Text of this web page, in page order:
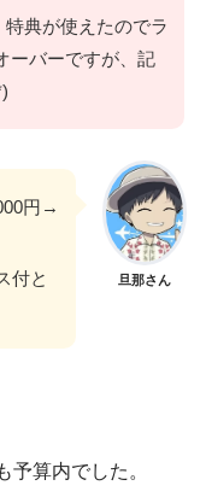
典が使えたのでラ
ーバーですが、記
旦那さん
円→
付と
算内でした。